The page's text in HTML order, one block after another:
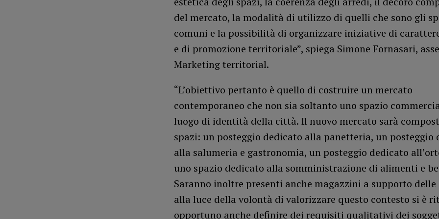
del mercato, la modalità di utilizzo di quelli che sono gli
comuni e la possibilità di organizzare iniziative di
e di promozione territoriale”, spiega Simone Fornasari,
Marketing territorial.
“L’obiettivo pertanto è quello di costruire un mercato
contemporaneo che non sia soltanto uno spazio
luogo di identità della città. Il nuovo mercato sarà
spazi: un posteggio dedicato alla panetteria, un posteggio
alla salumeria e gastronomia, un posteggio dedicato
uno spazio dedicato alla somministrazione di alimenti e
Saranno inoltre presenti anche magazzini a supporto
alla luce della volontà di valorizzare questo contesto si è
opportuno anche definire dei requisiti qualitativi dei